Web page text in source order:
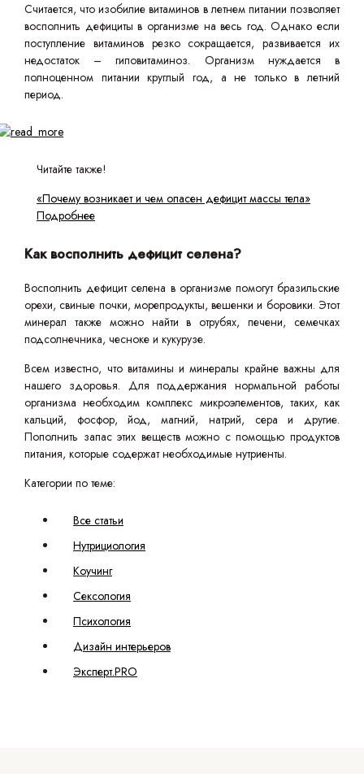
Считается, что изобилие витаминов в летнем питании позволяет
восполнить дефициты в организме на весь год. Однако если
поступление витаминов резко сокращается, развивается их
недостаток – гиповитаминоз. Организм нуждается в
полноценном питании круглый год, а не только в летний
период.
Читайте также!
«Почему возникает и чем опасен дефицит массы тела»
Подробнее
Как восполнить дефицит селена?
Восполнить дефицит селена в организме помогут бразильские
орехи, свиные почки, морепродукты, вешенки и боровики. Этот
минерал также можно найти в отрубях, печени, семечках
подсолнечника, чесноке и кукурузе.
Всем известно, что витамины и минералы крайне важны для
нашего здоровья. Для поддержания нормальной работы
организма необходим комплекс микроэлементов, таких, как
кальций, фосфор, йод, магний, натрий, сера и другие.
Пополнить запас этих веществ можно с помощью продуктов
питания, которые содержат необходимые нутриенты.
Категории по теме:
Все статьи
Нутрициология
Коучинг
Сексология
Психология
Дизайн интерьеров
Эксперт.PRO